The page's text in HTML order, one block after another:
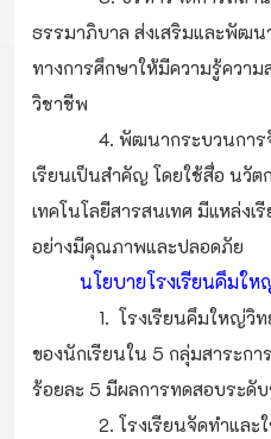
ธรรมาภิบาล ส่งเสริมและพัฒ
ทางการศึกษาให้มีความรู้ควา
วิชาชีพ
4. พัฒนากระบวนการจัด
เรียนเป็นสำคัญ โดยใช้สื่อ นวั
เทคโนโลยีสารสนเทศ มีแหล่งเ
อย่างมีคุณภาพและปลอดภัย
นโยบายโรงเรียนคึมให
1. โรงเรียนคึมใหญ่วิทยา
ของนักเรียนใน 5 กลุ่มสาระก
ร้อยละ 5 มีผลการทดสอบระดั
2. โรงเรียนจัดทำและใช้